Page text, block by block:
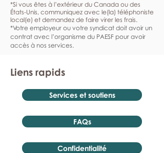
*Si vous êtes à l’extérieur du Canada ou des
États-Unis, communiquez avec le(la) téléphoniste
local(e) et demandez de faire virer les frais.
*Votre employeur ou votre syndicat doit avoir un
contrat avec l’organisme du PAESF pour avoir
accès à nos services.
Liens rapids
Services et soutiens
FAQs
Confidentialité